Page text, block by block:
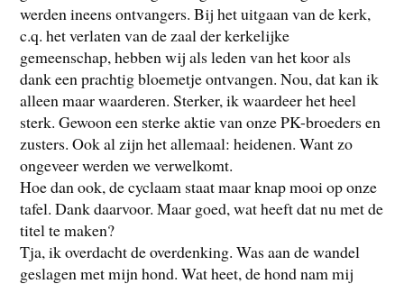
werden ineens ontvangers. Bij het uitgaan van de kerk,
c.q. het verlaten van de zaal der kerkelijke
gemeenschap, hebben wij als leden van het koor als
dank een prachtig bloemetje ontvangen. Nou, dat kan ik
alleen maar waarderen. Sterker, ik waardeer het heel
sterk. Gewoon een sterke aktie van onze PK-broeders en
zusters. Ook al zijn het allemaal: heidenen. Want zo
ongeveer werden we verwelkomt.
Hoe dan ook, de cyclaam staat maar knap mooi op onze
tafel. Dank daarvoor. Maar goed, wat heeft dat nu met de
titel te maken?
Tja, ik overdacht de overdenking. Was aan de wandel
geslagen met mijn hond. Wat heet, de hond nam mij